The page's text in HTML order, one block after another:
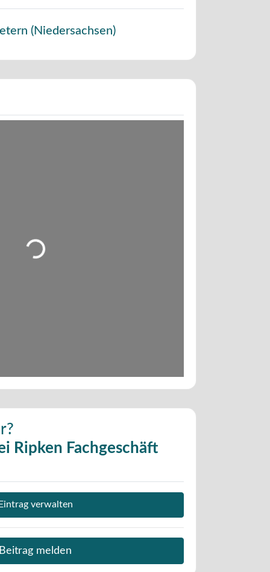
( Niedersachsen)
Wird geladen …
Ripken Fachgeschäft
verwalten
melden